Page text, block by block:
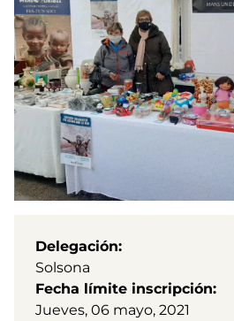
Delegación
Solsona
Fecha límite inscripción
Jueves, 06 mayo, 2021